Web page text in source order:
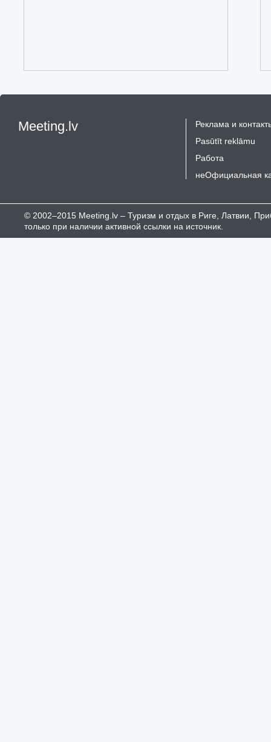
Meeting.lv
Реклама и
Pasūtīt reklāmu
Работа
неОфициальная
© 2002–2015 Meeting.lv – Туризм и отдых в Риге, Латвии,
только при наличии активной ссылки на источник.